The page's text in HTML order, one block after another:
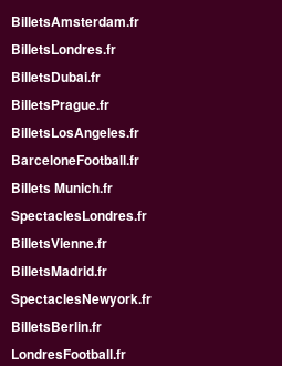
BilletsAmsterdam.fr
BilletsLondres.fr
BilletsDubai.fr
BilletsPrague.fr
BilletsLosAngeles.fr
BarceloneFootball.fr
Billets Munich.fr
SpectaclesLondres.fr
BilletsVienne.fr
BilletsMadrid.fr
SpectaclesNewyork.fr
BilletsBerlin.fr
LondresFootball.fr